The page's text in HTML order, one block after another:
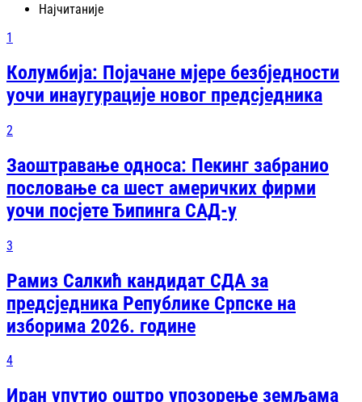
Најчитаније
1
Колумбија: Појачане мјере безбједности
уочи инаугурације новог предсједника
2
Заоштравање односа: Пекинг забранио
пословање са шест америчких фирми
уочи посјете Ђипинга САД-у
3
Рамиз Салкић кандидат СДА за
предсједника Републике Српске на
изборима 2026. године
4
Иран упутио оштро упозорење земљама